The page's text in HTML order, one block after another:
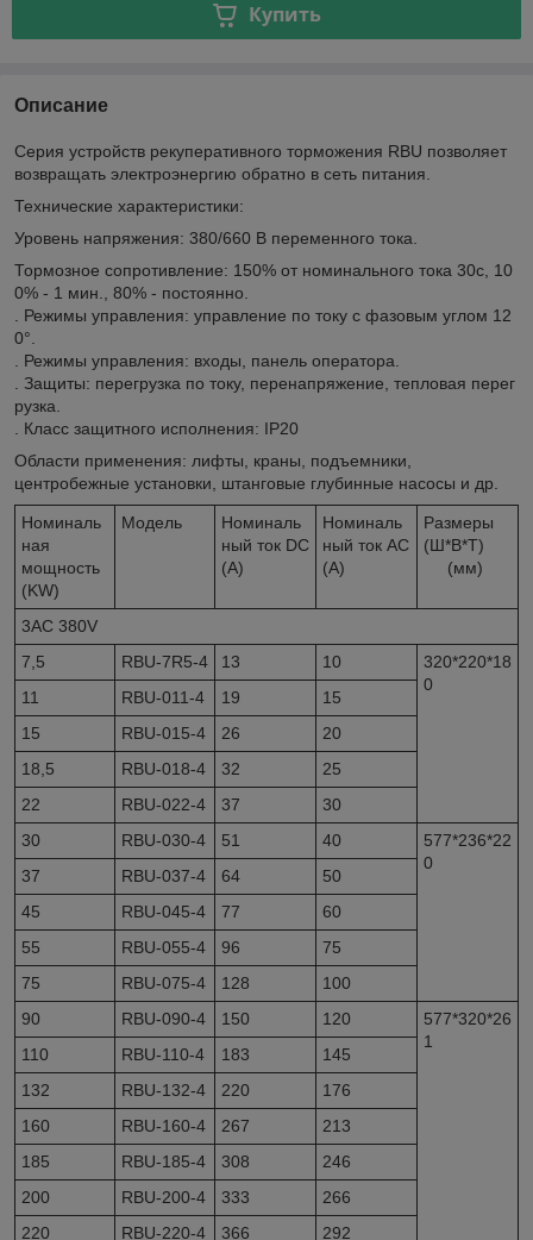
Купить
Описание
Серия устройств рекуперативного торможения RBU позволяет
возвращать электроэнергию обратно в сеть питания.
Технические характеристики:
Уровень напряжения: 380/660 В переменного тока.
Тормозное сопротивление: 150% от номинального тока 30с, 10
0% - 1 мин., 80% - постоянно.
. Режимы управления: управление по току с фазовым углом 12
0°.
. Режимы управления: входы, панель оператора.
. Защиты: перегрузка по току, перенапряжение, тепловая перег
рузка.
. Класс защитного исполнения: IP20
Области применения: лифты, краны, подъемники,
центробежные установки, штанговые глубинные насосы и др.
Номиналь
ная
мощность
(KW)
Модель
Номиналь
ный ток DC
(A)
Номиналь
ный ток AC
(A)
Размеры
(Ш*В*Т)
(мм)
3AC 380V
7,5
RBU-7R5-4 13 10
320*220*18
0
11 RBU-011-4 19
15
15
RBU-015-4 26
20
18,5
RBU-018-4 32
25
22
RBU-022-4 37
30
30
RBU-030-4 51 40
577*236*22
0
37 RBU-037-4 64
50
45
RBU-045-4 77
60
55
RBU-055-4 96
75
75
RBU-075-4 128
100
90
RBU-090-4 150 120
577*320*26
1
110 RBU-110-4 183
145
132
RBU-132-4 220
176
160
RBU-160-4 267
213
185
RBU-185-4 308
246
200
RBU-200-4 333
266
220
RBU-220-4 366 292